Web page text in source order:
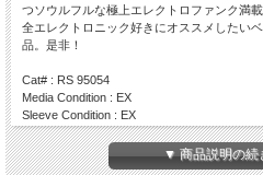
つソウルフルな極上エレクトロファンク満
全エレクトロニック好きにオススメしたい
品。是非！
Cat# : RS 95054
Media Condition : EX
Sleeve Condition : EX
Press : 1995 / Belgium
Side A
▼ 商品説明の